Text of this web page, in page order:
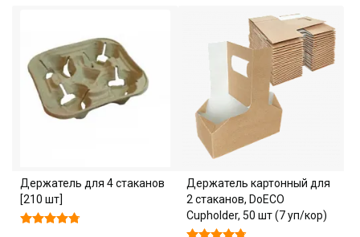
Держатель для 4 стаканов
[210 шт]
Держатель картонный для
2 стаканов, DoECO
Cupholder, 50 шт (7 уп/кор)